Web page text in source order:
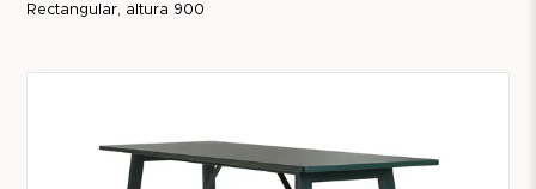
Rectangular, altura 900